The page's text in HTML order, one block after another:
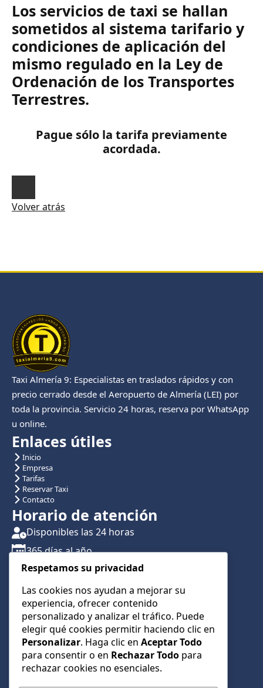
Los servicios de taxi se hallan
sometidos al sistema tarifario y
condiciones de aplicación del
mismo regulado en la Ley de
Ordenación de los Transportes
Terrestres.
Pague sólo la tarifa previamente
acordada.
Volver atrás
Taxi Almería 9: Especialistas en traslados rápidos y con
precio cerrado desde el Aeropuerto de Almería (LEI) por
toda la provincia. Servicio 24 horas, reserva por WhatsApp
u online.
Enlaces útiles
Inicio
Empresa
Tarifas
Reservar Taxi
Contacto
Horario de atención
Disponibles las 24 horas
365 días al año
Traslados con reserva previa
Atención por teléfono y WhatsApp 24/7
CONTÁCTANOS
+34 622 01 23 74
+34 622 01 23 74
info@taxialmeria9.com
Respetamos su privacidad
Las cookies nos ayudan a mejorar su
experiencia, ofrecer contenido
personalizado y analizar el tráfico. Puede
elegir qué cookies permitir haciendo clic en
Personalizar. Haga clic en Aceptar Todo
para consentir o en Rechazar Todo para
rechazar cookies no esenciales.